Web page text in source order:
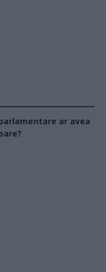
ar avea